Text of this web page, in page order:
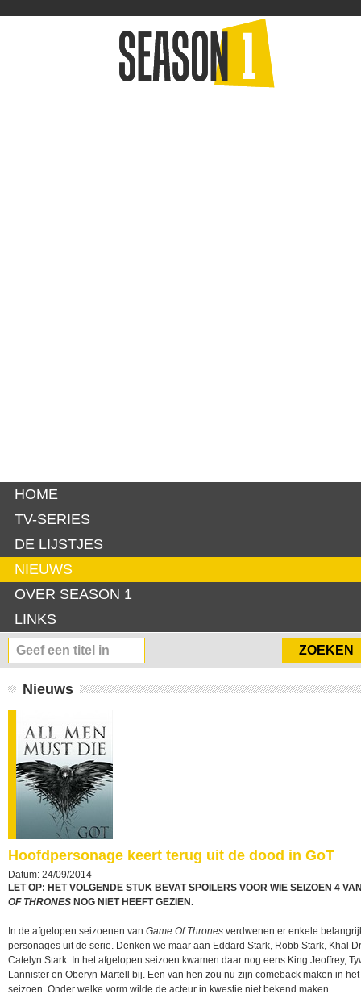
HOME
TV-SERIES
DE LIJSTJES
NIEUWS
OVER SEASON 1
LINKS
Nieuws
Hoofdpersonage keert terug uit de dood in GoT
Datum: 24/09/2014
LET OP: HET VOLGENDE STUK BEVAT SPOILERS VOOR WIE SEIZOEN 4
OF THRONES NOG NIET HEEFT GEZIEN.
In de afgelopen seizoenen van Game Of Thrones verdwenen er enkele
personages uit de serie. Denken we maar aan Eddard Stark, Robb Stark, Khal
Catelyn Stark. In het afgelopen seizoen kwamen daar nog eens King Jeoffrey,
Lannister en Oberyn Martell bij. Een van hen zou nu zijn comeback maken in
seizoen. Onder welke vorm wilde de acteur in kwestie niet bekend maken.